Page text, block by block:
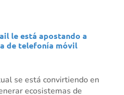
le está apostando a
de telefonía móvil
se está convirtiendo en
ecosistemas de